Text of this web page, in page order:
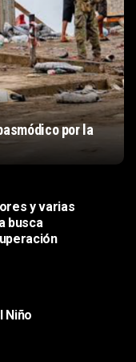
por la
y varias
busca
Niño